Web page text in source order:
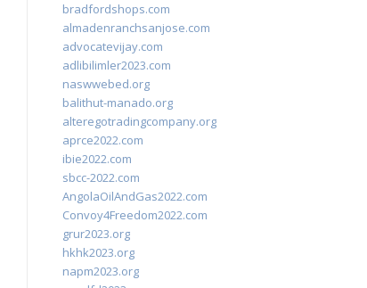
bradfordshops.com
almadenranchsanjose.com
advocatevijay.com
adlibilimler2023.com
naswwebed.org
balithut-manado.org
alteregotradingcompany.org
aprce2022.com
ibie2022.com
sbcc-2022.com
AngolaOilAndGas2022.com
Convoy4Freedom2022.com
grur2023.org
hkhk2023.org
napm2023.org